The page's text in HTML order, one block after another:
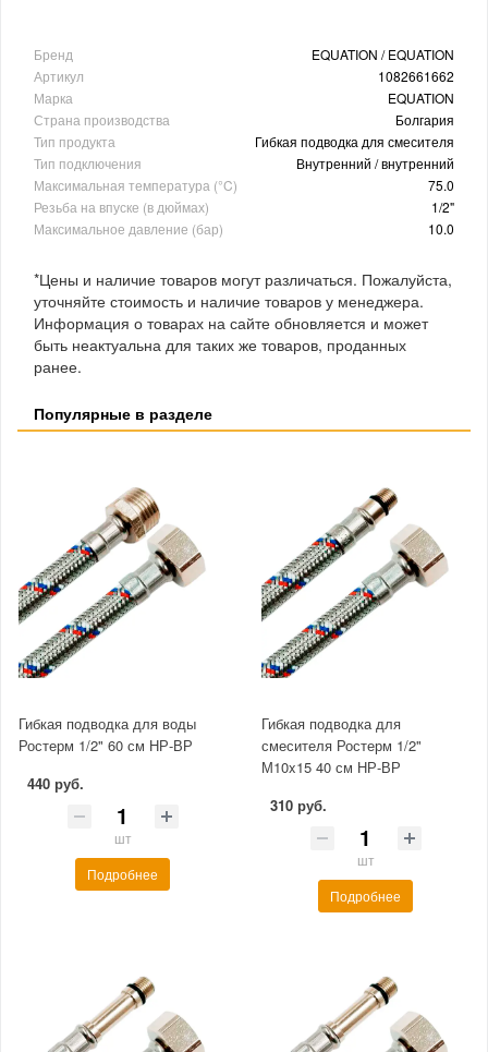
Бренд
EQUATION / EQUATION
Артикул
1082661662
Марка
EQUATION
Страна производства
Болгария
Тип продукта
Гибкая подводка для смесителя
Тип подключения
Внутренний / внутренний
Максимальная температура (°C)
75.0
Резьба на впуске (в дюймах)
1/2"
Максимальное давление (бар)
10.0
*Цены и наличие товаров могут различаться. Пожалуйста,
уточняйте стоимость и наличие товаров у менеджера.
Информация о товарах на сайте обновляется и может
быть неактуальна для таких же товаров, проданных
ранее.
Популярные в разделе
Гибкая подводка для воды
Ростерм 1/2" 60 см НР-ВР
440 руб.
шт
Подробнее
Гибкая подводка для
смесителя Ростерм 1/2"
М10x15 40 см НР-ВР
310 руб.
шт
Подробнее